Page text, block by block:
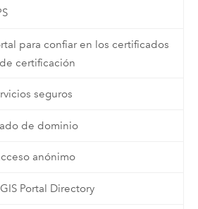
para confiar en los certificados
certificación
seguros
de dominio
anónimo
Portal Directory